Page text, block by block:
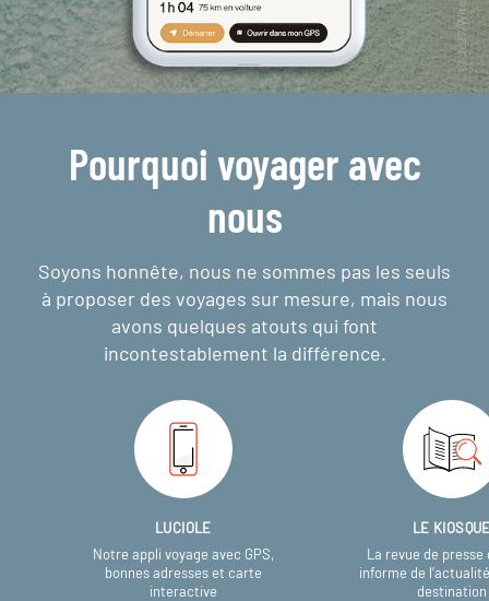
Pourquoi voyager avec
nous
Soyons honnête, nous ne sommes pas les seuls
à proposer des voyages sur mesure, mais nous
avons quelques atouts qui font
incontestablement la différence.
LUCIOLE
Notre appli voyage avec GPS,
bonnes adresses et carte
interactive
LE
La revue de presse
informe de
destination